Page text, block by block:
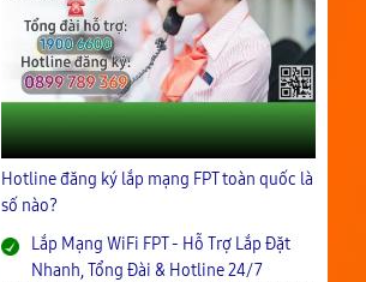
Hotline đăng ký lắp mạng FPT toàn quốc là
số nào?
Lắp Mạng WiFi FPT - Hỗ Trợ Lắp Đặt
Nhanh, Tổng Đài & Hotline 24/7